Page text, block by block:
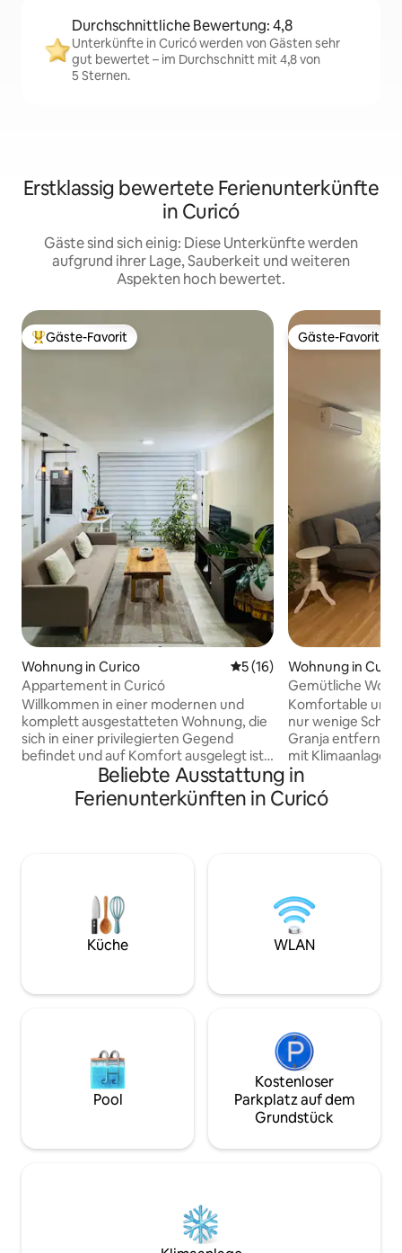
Durchschnittliche Bewertung: 4,8
Unterkünfte in Curicó werden von Gästen sehr
gut bewertet – im Durchschnitt mit 4,8 von
5 Sternen.
Erstklassig bewertete Ferienunterkünfte
in Curicó
Gäste sind sich einig: Diese Unterkünfte werden
aufgrund ihrer Lage, Sauberkeit und weiteren
Aspekten hoch bewertet.
Beliebter Gäste-Favorit.
Gäste-Favorit
Wohnung in Curico Durchschnittliche
5 (16)
Appartement in Curicó
Willkommen in einer modernen und
komplett ausgestatteten Wohnung, die
sich in einer privilegierten Gegend
befindet und auf Komfort ausgelegt ist,
nur wenige Meter vom Supermarkt, der
Apotheke, dem Servicentro, dem
Stadion „La Granja“ und verschiedenen
1,5-Personen-Bett, 1 Badezimmer, ein
Wohn-/Esszimmer, eine Küche, einen
großen Schreibtisch sowie eine
Waschmaschine, einen Trockner und
Concierge.
Gäste-Favorit
Gäste-Favorit
Wohnung in
Gemütliche
Komfortable und
nur wenige
Granja entfernt,
mit Klimaanlage,
Parkplatz, einer
Smart-TVs in
Check-in über
ERLAUBT Wir
Route 5 entfernt,
Supermarkt und
nur einen kurzen
Beliebte Ausstattung in
Ferienunterkünften in Curicó
Küche WLAN
Pool
Kostenloser
Parkplatz auf dem
Grundstück